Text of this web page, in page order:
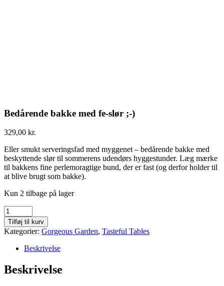
Bedårende bakke med fe-slør ;-)
329,00 kr.
Eller smukt serveringsfad med myggenet – bedårende bakke med
beskyttende slør til sommerens udendørs hyggestunder. Læg mærke
til bakkens fine perlemoragtige bund, der er fast (og derfor holder til
at blive brugt som bakke).
Kun 2 tilbage på lager
Bedårende
bakke
med
fe-
quantity
Tilføj til kurv
Kategorier: Gorgeous Garden, Tasteful Tables
Beskrivelse
Beskrivelse